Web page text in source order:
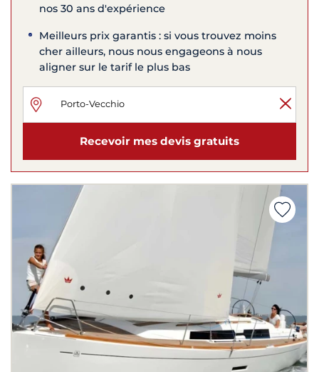
nos 30 ans d'expérience
Meilleurs prix garantis : si vous trouvez moins
cher ailleurs, nous nous engageons à nous
aligner sur le tarif le plus bas
Recevoir mes devis gratuits